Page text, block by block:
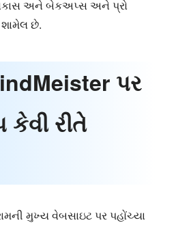
અને બેકઅપ્સ અને પ્રો
છે.
પર
કેવી રીતે
મુખ્ય વેબસાઇટ પર પહોંચ્યા